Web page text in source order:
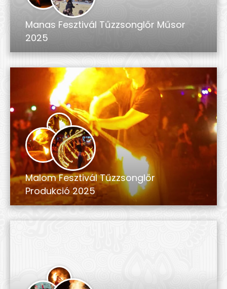
Manas Fesztivál Tűzzsonglőr Műsor
2025
Malom Fesztivál Tűzzsonglőr
Produkció 2025